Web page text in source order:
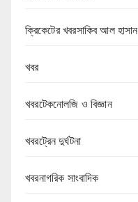
ক্রিকেটের খবরসাকিব আল হাসান
খবর
খবরটেকনোলজি ও বিজ্ঞান
খবরট্রেন দুর্ঘটনা
খবরনাগরিক সাংবাদিক